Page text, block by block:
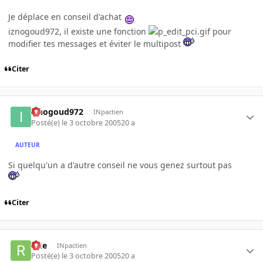
Je déplace en conseil d'achat
iznogoud972, il existe une fonction
pour
modifier tes messages et éviter le multipost
Citer
iznogoud972 INpactien
Posté(e) le 3 octobre 200520 a
AUTEUR
Si quelqu'un a d'autre conseil ne vous genez surtout pas
Citer
rike INpactien
Posté(e) le 3 octobre 200520 a